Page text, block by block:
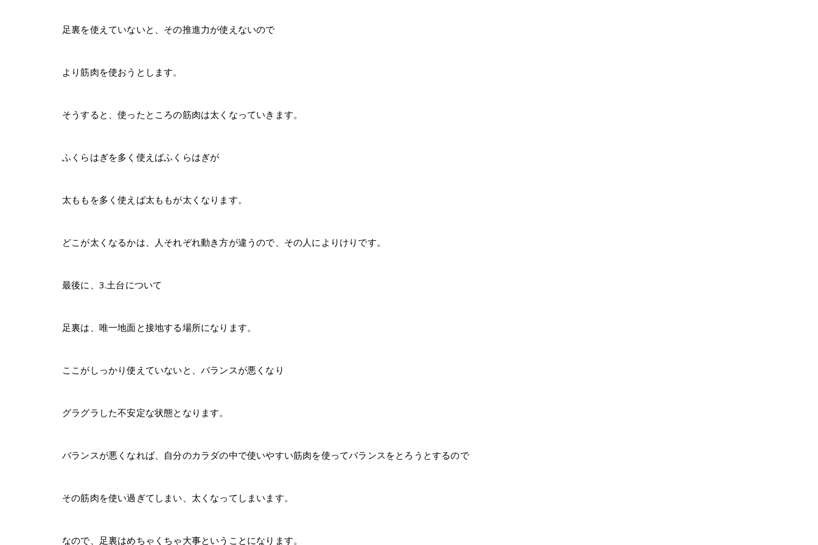
足裏を使えていないと、その推進力が使えないので
より筋肉を使おうとします。
そうすると、使ったところの筋肉は太くなっていきます。
ふくらはぎを多く使えばふくらはぎが
太ももを多く使えば太ももが太くなります。
どこが太くなるかは、人それぞれ動き方が違うので、その人によりけりです。
最後に、3.土台について
足裏は、唯一地面と接地する場所になります。
ここがしっかり使えていないと、バランスが悪くなり
グラグラした不安定な状態となります。
バランスが悪くなれば、自分のカラダの中で使いやすい筋肉を使ってバランスをとろうとするので
その筋肉を使い過ぎてしまい、太くなってしまいます。
なので、足裏はめちゃくちゃ大事ということになります。